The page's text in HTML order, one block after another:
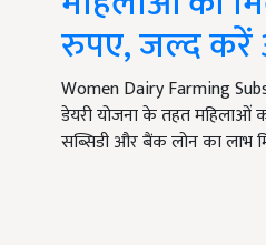
रुपए, जल्द
Women Dairy Farming
डेयरी योजना के तहत महिलाओं
सब्सिडी और बैंक लोन का लाभ